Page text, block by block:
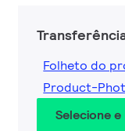
Folheto do
Product-
Selecione